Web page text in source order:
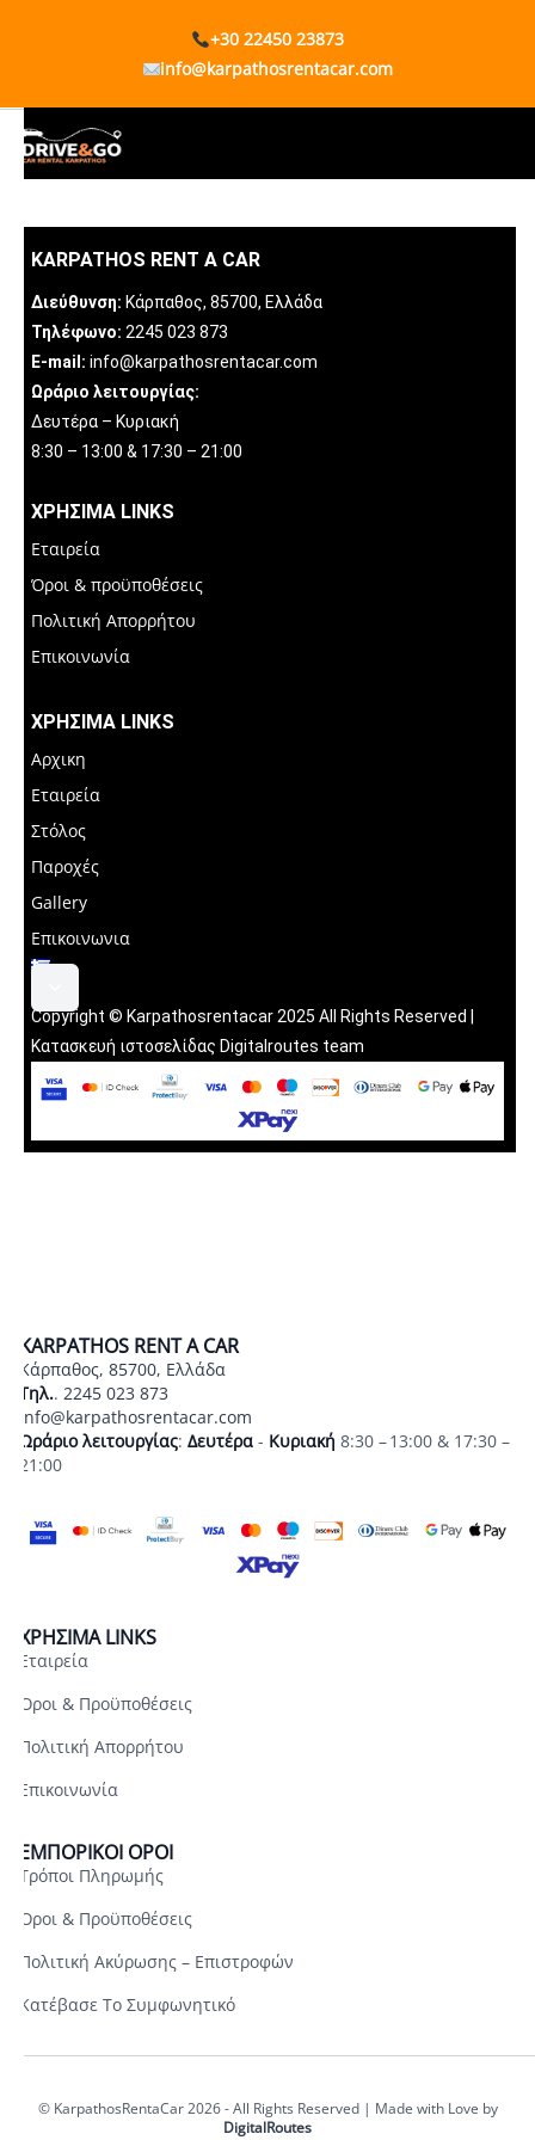
+30 22450 23873
info@karpathosrentacar.com
KARPATHOS RENT A CAR
Διεύθυνση: Κάρπαθος, 85700, Ελλάδα
Τηλέφωνο: 2245 023 873
E-mail: info@karpathosrentacar.com
Ωράριο λειτουργίας:
Δευτέρα – Κυριακή
8:30 – 13:00 & 17:30 – 21:00
ΧΡΗΣΙΜΑ LINKS
Εταιρεία
Όροι & προϋποθέσεις
Πολιτική Απορρήτου
Επικοινωνία
ΧΡΗΣΙΜΑ LINKS
Αρχικη
Εταιρεία
Στόλος
Παροχές
Gallery
Επικοινωνια
Copyright © Κarpathosrentacar 2025 All Rights Reserved |
Κατασκευή ιστοσελίδας Digitalroutes team
KARPATHOS RENT A CAR
Κάρπαθος, 85700, Ελλάδα
Τηλ.. 2245 023 873
info@karpathosrentacar.com
Ωράριο λειτουργίας: Δευτέρα - Κυριακή 8:30 – 13:00 & 17:30 –
21:00
ΧΡΗΣΙΜΑ LINKS
Εταιρεία
Όροι & Προϋποθέσεις
Πολιτική Απορρήτου
Επικοινωνία
ΕΜΠΟΡΙΚΟΊ ΌΡΟΙ
Τρόποι Πληρωμής
Όροι & Προϋποθέσεις
Πολιτική Ακύρωσης – Επιστροφών
Κατέβασε Το Συμφωνητικό
© ΚarpathosRentaCar 2026 - All Rights Reserved | Made with Love by
DigitalRoutes